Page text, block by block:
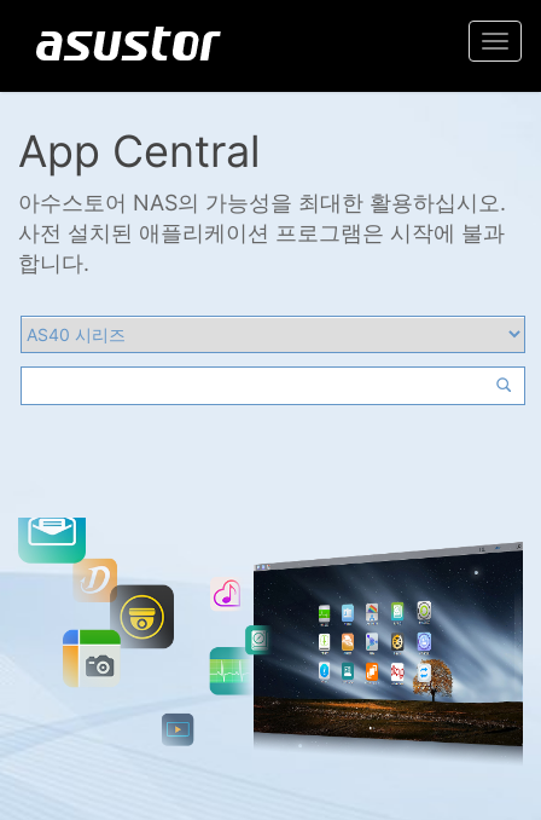
App Central
아수스토어 NAS의 가능성을 최대한 활용하십시오.
사전 설치된 애플리케이션 프로그램은 시작에 불과
합니다.